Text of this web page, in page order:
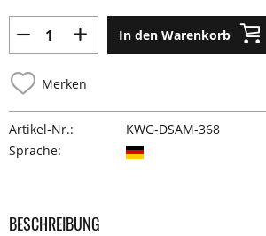
In den Warenkorb
Merken
Artikel-Nr.:
KWG-DSAM-368
Sprache:
BESCHREIBUNG